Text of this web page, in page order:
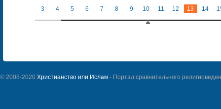
3 4 5 6 7 8 9 10 11 12 13 14
© 2008-2020 Христианство или Ислам - Портал сравнительного